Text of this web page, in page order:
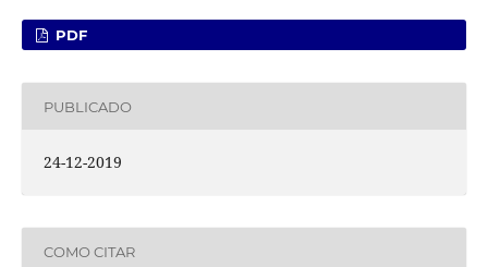
PDF
PUBLICADO
24-12-2019
COMO CITAR